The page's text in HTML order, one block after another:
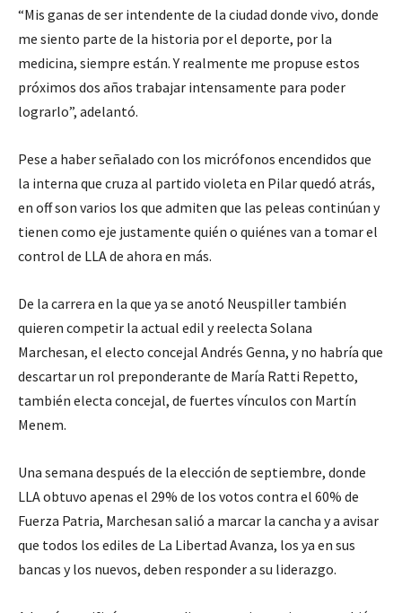
“Mis ganas de ser intendente de la ciudad donde vivo, donde
me siento parte de la historia por el deporte, por la
medicina, siempre están. Y realmente me propuse estos
próximos dos años trabajar intensamente para poder
lograrlo”, adelantó.
Pese a haber señalado con los micrófonos encendidos que
la interna que cruza al partido violeta en Pilar quedó atrás,
en off son varios los que admiten que las peleas continúan y
tienen como eje justamente quién o quiénes van a tomar el
control de LLA de ahora en más.
De la carrera en la que ya se anotó Neuspiller también
quieren competir la actual edil y reelecta Solana
Marchesan, el electo concejal Andrés Genna, y no habría que
descartar un rol preponderante de María Ratti Repetto,
también electa concejal, de fuertes vínculos con Martín
Menem.
Una semana después de la elección de septiembre, donde
LLA obtuvo apenas el 29% de los votos contra el 60% de
Fuerza Patria, Marchesan salió a marcar la cancha y a avisar
que todos los ediles de La Libertad Avanza, los ya en sus
bancas y los nuevos, deben responder a su liderazgo.